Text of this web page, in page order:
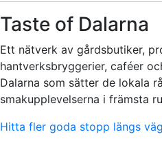
Taste of Dalarna
Ett nätverk av gårdsbutiker,
hantverksbryggerier, caféer
Dalarna som sätter de lokala
smakupplevelserna i främsta
Hitta fler goda stopp längs